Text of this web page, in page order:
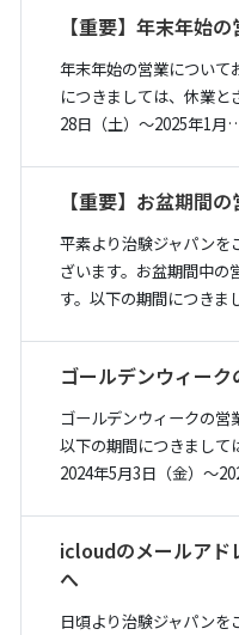
【重要】年末年始
年末年始の営業について
につきましては、休業と
28日（土）〜2025年1月
【重要】お盆期間
平素より治験ジャパンを
ざいます。お盆期間中の
す。以下の期間につき
ゴールデンウィー
ゴールデンウィークの営
以下の期間につきまして
2024年5月3日（金）〜
icloudのメールアド
へ
日頃より治験ジャパンを